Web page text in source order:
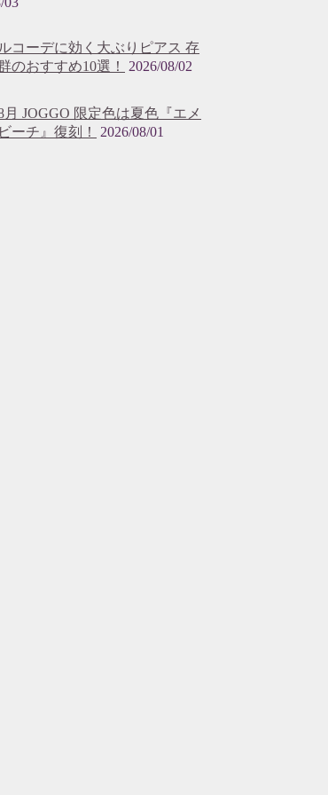
コーデに効く大ぶりピアス 存
のおすすめ10選！
2026/08/02
月 JOGGO 限定色は夏色『エメ
ーチ』復刻！
2026/08/01